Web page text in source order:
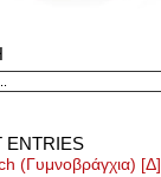
ENTRIES
(Γυμνοβράγχια) [Δ]